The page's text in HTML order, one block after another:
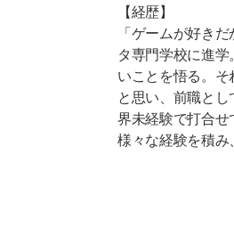
【経歴】
「ゲームが好き
タ専門学校に進
いことを悟る。
と思い、前職と
界未経験で打合
様々な経験を積み